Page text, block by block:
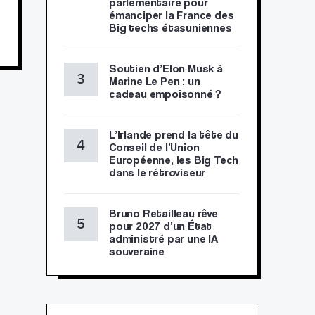
émanciper la France des
Big techs étasuniennes
Soutien d’Elon Musk à
Marine Le Pen : un
cadeau empoisonné ?
L’Irlande prend la tête du
Conseil de l’Union
Européenne, les Big Tech
dans le rétroviseur
Bruno Retailleau rêve
pour 2027 d’un État
administré par une IA
souveraine